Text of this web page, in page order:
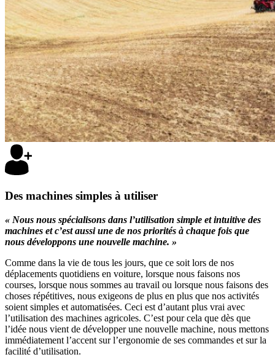
Des machines simples à utiliser
« Nous nous spécialisons dans l’utilisation simple et intuitive des
machines et c’est aussi une de nos priorités à chaque fois que
nous développons une nouvelle machine. »
Comme dans la vie de tous les jours, que ce soit lors de nos
déplacements quotidiens en voiture, lorsque nous faisons nos
courses, lorsque nous sommes au travail ou lorsque nous faisons des
choses répétitives, nous exigeons de plus en plus que nos activités
soient simples et automatisées. Ceci est d’autant plus vrai avec
l’utilisation des machines agricoles. C’est pour cela que dès que
l’idée nous vient de développer une nouvelle machine, nous mettons
immédiatement l’accent sur l’ergonomie de ses commandes et sur la
facilité d’utilisation.